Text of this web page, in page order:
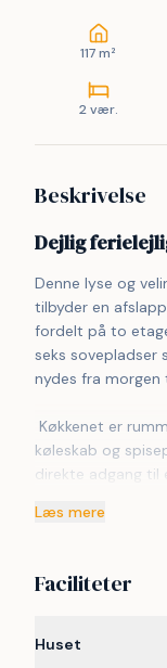
117 m²
2 vær.
Beskrivelse
Dejlig
Denne lyse og
tilbyder en
fordelt på to
seks sovepladser
nydes fra morgen
køleskab og
direkte adgang til
badeværelse og
På øverste plan finder I en stor stue, et soveværelse med
giver flere
Læs mere
Faciliteter
Huset